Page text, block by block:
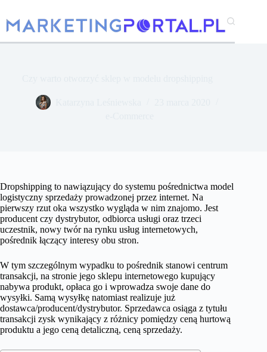
treści
Dropshipping to nawiązujący do systemu pośrednictwa model
logistyczny sprzedaży prowadzonej przez internet. Na
pierwszy rzut oka wszystko wygląda w nim znajomo. Jest
producent czy dystrybutor, odbiorca usługi oraz trzeci
uczestnik, nowy twór na rynku usług internetowych,
pośrednik łączący interesy obu stron.
W tym szczególnym wypadku to pośrednik stanowi centrum
transakcji, na stronie jego sklepu internetowego kupujący
nabywa produkt, opłaca go i wprowadza swoje dane do
wysyłki. Samą wysyłkę natomiast realizuje już
dostawca/producent/dystrybutor. Sprzedawca osiąga z tytułu
transakcji zysk wynikający z różnicy pomiędzy ceną hurtową
produktu a jego ceną detaliczną, ceną sprzedaży.